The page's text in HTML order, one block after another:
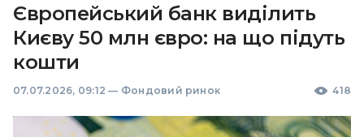
Європейський банк виділить
Києву 50 млн євро: на що підуть
кошти
07.07.2026, 09:12 — Фондовий ринок 418